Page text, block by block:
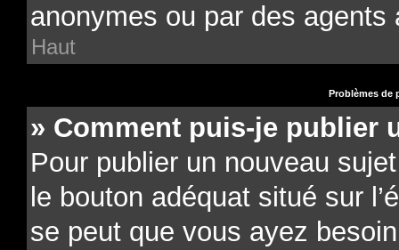
anonymes ou par des agents
Haut
Problèmes de
» Comment puis-je publier
Pour publier un nouveau
le bouton adéquat situé sur
se peut que vous ayez